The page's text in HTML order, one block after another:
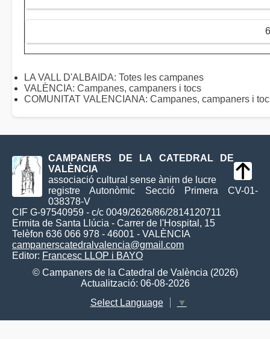
LA VALL D'ALBAIDA: Totes les campanes
VALÈNCIA: Campanes, campaners i tocs
COMUNITAT VALENCIANA: Campanes, campaners i
CAMPANERS DE LA CATEDRAL DE
VALÈNCIA
associació cultural sense ànim de lucre
registre Autonòmic Secció Primera CV-01-
038378-V
CIF G-97540959 - c/c 0049/2626/86/2814120711
Ermita de Santa Llúcia - Carrer de l'Hospital, 15
Telèfon 636 066 978 - 46001 - VALÈNCIA
campanerscatedralvalencia@gmail.com
Editor: Francesc LLOP i BAYO
© Campaners de la Catedral de València (2026)
Actualització: 06-08-2026
Select Language
▼